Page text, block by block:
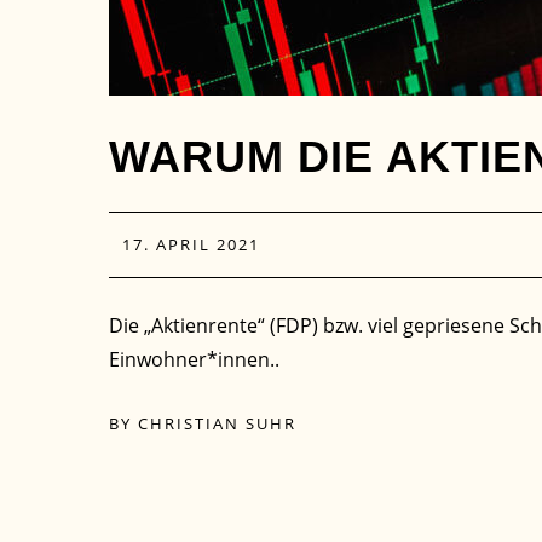
WARUM DIE
17. APRIL 2021
Die „Aktienrente“ (FDP) bzw. viel gepriesene
Einwohner*innen..
BY CHRISTIAN SUHR